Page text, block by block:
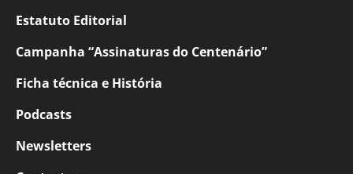
Estatuto Editorial
Campanha “Assinaturas do Centenário”
Ficha técnica e História
Podcasts
Newsletters